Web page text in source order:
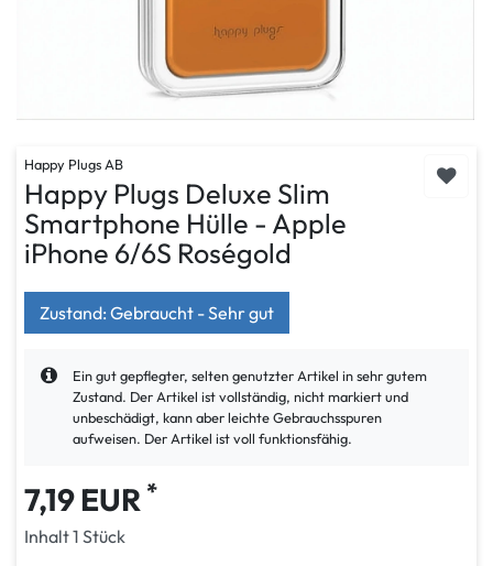
Happy Plugs AB
Happy Plugs Deluxe Slim
Smartphone Hülle - Apple
iPhone 6/6S Roségold
Zustand: Gebraucht - Sehr gut
Ein gut gepflegter, selten genutzter Artikel in sehr gutem
Zustand. Der Artikel ist vollständig, nicht markiert und
unbeschädigt, kann aber leichte Gebrauchsspuren
aufweisen. Der Artikel ist voll funktionsfähig.
7,19 EUR *
Inhalt1 Stück